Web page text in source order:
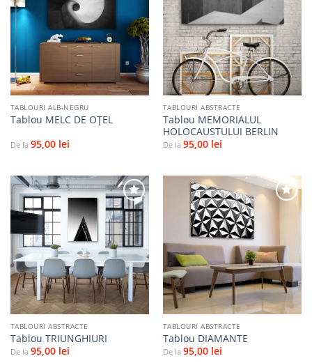
Adaugă
la
favorite
TABLOURI ALB-NEGRU
Tablou MELC DE OȚEL
De la 95,00 lei
Adaugă
la
favorite
TABLOURI ABSTRACTE
Tablou MEMORIALUL
HOLOCAUSTULUI BERLIN
De la 95,00 lei
Adaugă
la
favorite
TABLOURI ABSTRACTE
Tablou TRIUNGHIURI
De la 95,00 lei
la
favorite
TABLOURI ABSTRACTE
Tablou DIAMANTE
De la 95,00 lei